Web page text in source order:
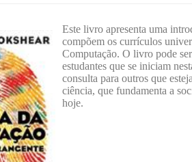
Este livro apresenta uma
compõem os currículos
Computação. O livro pode
estudantes que se iniciam
consulta para outros que
ciência, que fundamenta a
hoje.